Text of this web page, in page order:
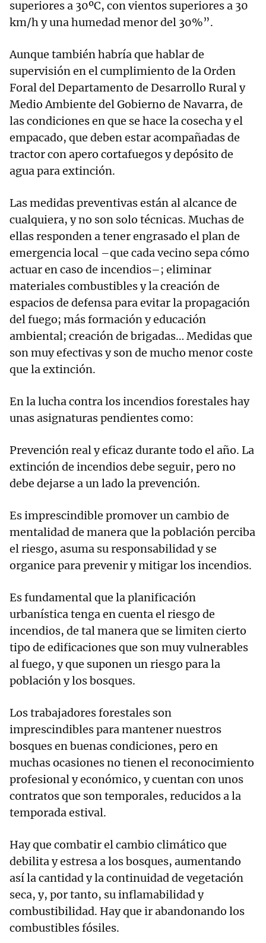
superiores a 30ºC, con vientos superiores a 30
km/h y una humedad menor del 30%”.
Aunque también habría que hablar de
supervisión en el cumplimiento de la Orden
Foral del Departamento de Desarrollo Rural y
Medio Ambiente del Gobierno de Navarra, de
las condiciones en que se hace la cosecha y el
empacado, que deben estar acompañadas de
tractor con apero cortafuegos y depósito de
agua para extinción.
Las medidas preventivas están al alcance de
cualquiera, y no son solo técnicas. Muchas de
ellas responden a tener engrasado el plan de
emergencia local –que cada vecino sepa cómo
actuar en caso de incendios–; eliminar
materiales combustibles y la creación de
espacios de defensa para evitar la propagación
del fuego; más formación y educación
ambiental; creación de brigadas… Medidas que
son muy efectivas y son de mucho menor coste
que la extinción.
En la lucha contra los incendios forestales hay
unas asignaturas pendientes como:
Prevención real y eficaz durante todo el año. La
extinción de incendios debe seguir, pero no
debe dejarse a un lado la prevención.
Es imprescindible promover un cambio de
mentalidad de manera que la población perciba
el riesgo, asuma su responsabilidad y se
organice para prevenir y mitigar los incendios.
Es fundamental que la planificación
urbanística tenga en cuenta el riesgo de
incendios, de tal manera que se limiten cierto
tipo de edificaciones que son muy vulnerables
al fuego, y que suponen un riesgo para la
población y los bosques.
Los trabajadores forestales son
imprescindibles para mantener nuestros
bosques en buenas condiciones, pero en
muchas ocasiones no tienen el reconocimiento
profesional y económico, y cuentan con unos
contratos que son temporales, reducidos a la
temporada estival.
Hay que combatir el cambio climático que
debilita y estresa a los bosques, aumentando
así la cantidad y la continuidad de vegetación
seca, y, por tanto, su inflamabilidad y
combustibilidad. Hay que ir abandonando los
combustibles fósiles.